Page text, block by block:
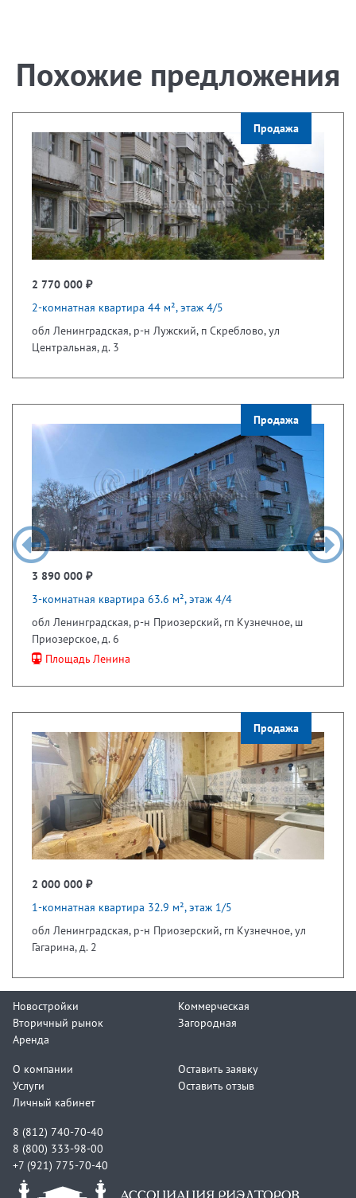
Похожие предложения
Продажа
2 770 000 ₽
2-комнатная квартира 44 м², этаж 4/5
обл Ленинградская, р-н Лужский, п Скреблово, ул
Центральная, д. 3
Продажа
3 890 000 ₽
3-комнатная квартира 63.6 м², этаж 4/4
обл Ленинградская, р-н Приозерский, гп Кузнечное, ш
Приозерское, д. 6
Площадь Ленина
Продажа
2 000 000 ₽
1-комнатная квартира 32.9 м², этаж 1/5
обл Ленинградская, р-н Приозерский, гп Кузнечное, ул
Гагарина, д. 2
Новостройки
Вторичный рынок
Аренда
Коммерческая
Загородная
О компании
Услуги
Личный кабинет
Оставить заявку
Оставить отзыв
8 (812) 740-70-40
8 (800) 333-98-00
+7 (921) 775-70-40